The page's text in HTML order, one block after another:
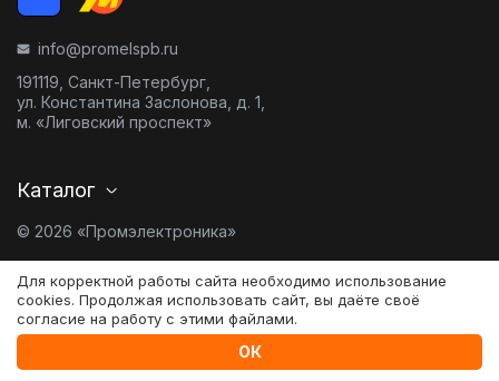
0
info@promelspb.ru
191119, Санкт-Петербург,
ул. Константина Заслонова, д. 1,
м. «Лиговский проспект»
Каталог
© 2026 «Промэлектроника»
Карта сайта
Разработано в
Для корректной работы сайта необходимо использование
cookies. Продолжая использовать сайт, вы даёте своё
согласие на работу с этими файлами.
ОК